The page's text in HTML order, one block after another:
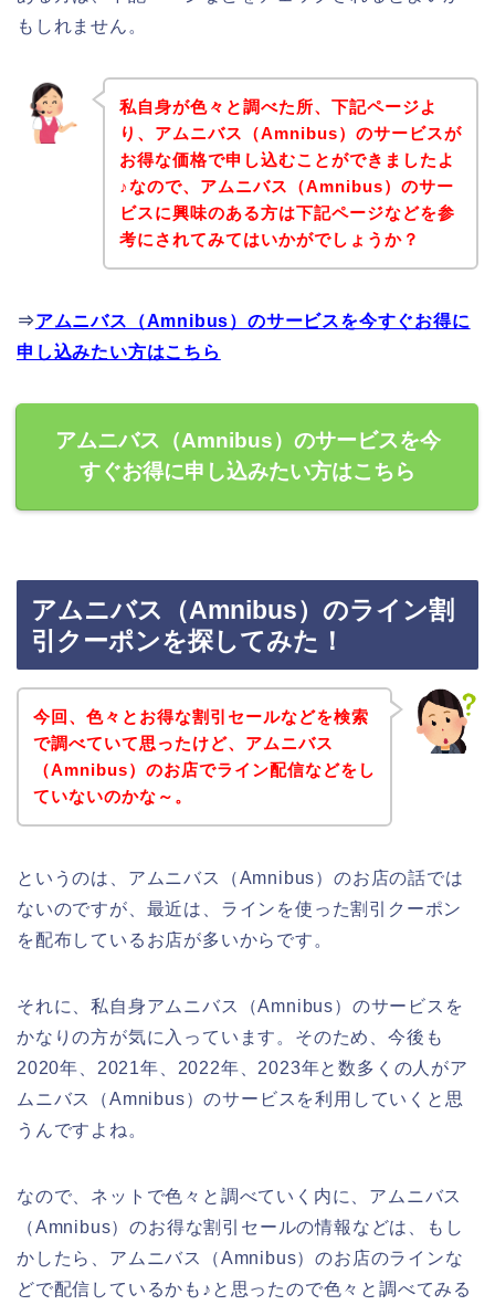
もしれません。
私自身が色々と調べた所、下記ページよ
り、アムニバス（Amnibus）のサービスが
お得な価格で申し込むことができましたよ
♪なので、アムニバス（Amnibus）のサー
ビスに興味のある方は下記ページなどを参
考にされてみてはいかがでしょうか？
⇒アムニバス（Amnibus）のサービスを今すぐお得に
申し込みたい方はこちら
アムニバス（Amnibus）のサービスを今
すぐお得に申し込みたい方はこちら
アムニバス（Amnibus）のライン割
引クーポンを探してみた！
今回、色々とお得な割引セールなどを検索
で調べていて思ったけど、アムニバス
（Amnibus）のお店でライン配信などをし
ていないのかな～。
というのは、アムニバス（Amnibus）のお店の話では
ないのですが、最近は、ラインを使った割引クーポン
を配布しているお店が多いからです。
それに、私自身アムニバス（Amnibus）のサービスを
かなりの方が気に入っています。そのため、今後も
2020年、2021年、2022年、2023年と数多くの人がア
ムニバス（Amnibus）のサービスを利用していくと思
うんですよね。
なので、ネットで色々と調べていく内に、アムニバス
（Amnibus）のお得な割引セールの情報などは、もし
かしたら、アムニバス（Amnibus）のお店のラインな
どで配信しているかも♪と思ったので色々と調べてみる